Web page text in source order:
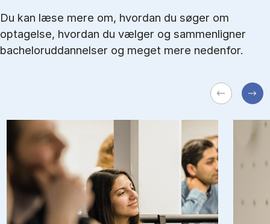
Du kan læse mere om, hvordan du søger om
optagelse, hvordan du vælger og sammenligner
bacheloruddannelser og meget mere nedenfor.